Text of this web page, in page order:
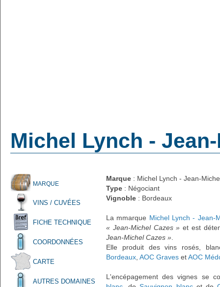
Michel Lynch -
MARQUE
VINS / CUVÉES
FICHE TECHNIQUE
COORDONNÉES
CARTE
AUTRES DOMAINES
Marque : Michel Lynch - Jean-
Type : Négociant
Vignoble : Bordeaux
La mmarque Michel Lynch - Jean-
« Jean-Michel Cazes » et est
Jean-Michel Cazes »
Elle produit des vins rosés,
Bordeaux AOC Graves etAOC
L'encépagement des vignes se